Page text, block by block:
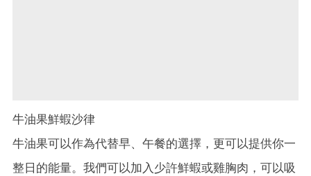
牛油果鮮蝦沙律
牛油果可以作為代替早、午餐的選擇，更可以提供你一
整日的能量。我們可以加入少許鮮蝦或雞胸肉，可以吸